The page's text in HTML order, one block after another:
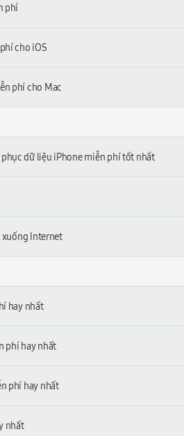
phí
cho iOS
phí cho Mac
dữ liệu iPhone miễn phí tốt nhất
Internet
hay nhất
phí hay nhất
phí hay nhất
nhất